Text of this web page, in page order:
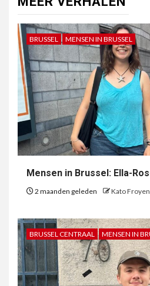
BRUSSEL MENSEN IN BRUSSEL
Mensen in Brussel: Ella-
2 maanden geleden Kato Froyen
BRUSSEL CENTRAAL MENSEN IN